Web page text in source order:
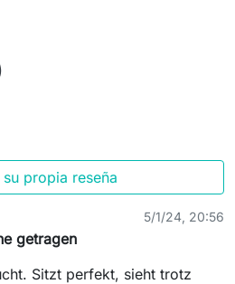
propia reseña
5/1/24, 20:56
getragen
Sitzt perfekt, sieht trotz